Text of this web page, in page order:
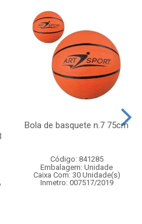
Bola de basquete n.7 75cm
Código: 841285
Embalagem: Unidade
Caixa Com: 30 Unidade(s)
Inmetro: 007517/2019